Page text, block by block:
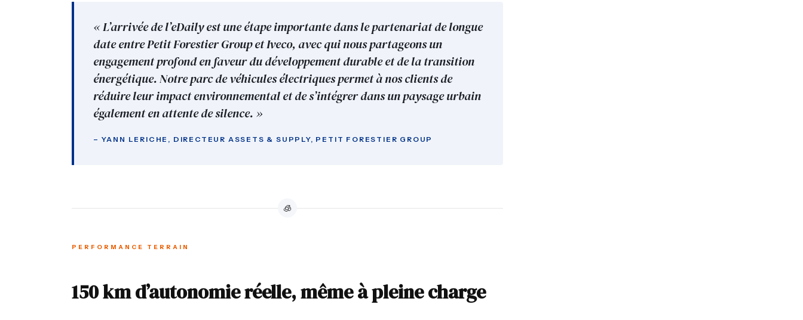
« L’arrivée de l’eDaily est une étape importante dans le partenariat de longue
date entre Petit Forestier Group et Iveco, avec qui nous partageons un
engagement profond en faveur du développement durable et de la transition
énergétique. Notre parc de véhicules électriques permet à nos clients de
réduire leur impact environnemental et de s’intégrer dans un paysage urbain
également en attente de silence. »
– YANN LERICHE, DIRECTEUR ASSETS & SUPPLY, PETIT FORESTIER GROUP
🧊
PERFORMANCE TERRAIN
150 km d’autonomie réelle, même à pleine charge